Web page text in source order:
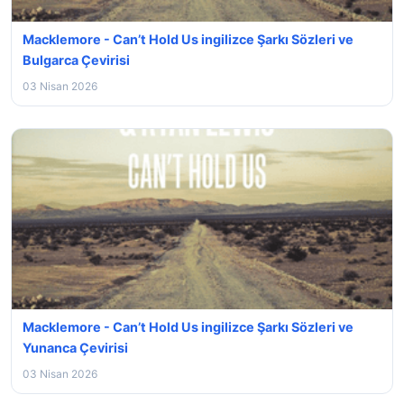
Macklemore - Can’t Hold Us ingilizce Şarkı Sözleri ve
Bulgarca Çevirisi
03 Nisan 2026
Macklemore - Can’t Hold Us ingilizce Şarkı Sözleri ve
Yunanca Çevirisi
03 Nisan 2026